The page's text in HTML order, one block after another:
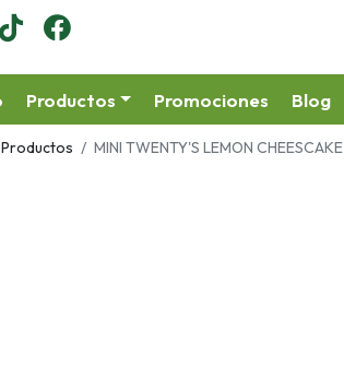
Productos Promociones Blog
Productos MINI TWENTY'S LEMON CHEESCAKE